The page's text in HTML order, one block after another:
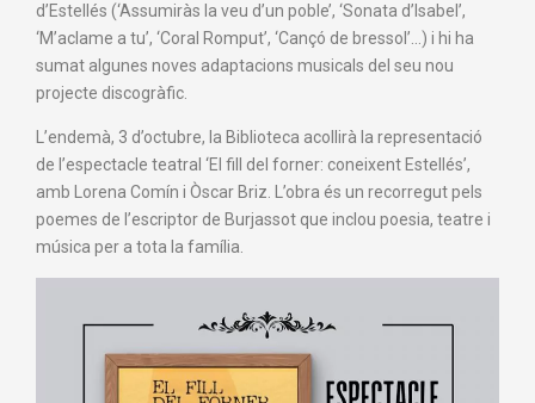
d’Estellés (‘Assumiràs la veu d’un poble’, ‘Sonata d’Isabel’,
‘M’aclame a tu’, ‘Coral Romput’, ‘Cançó de bressol’…) i hi ha
sumat algunes noves adaptacions musicals del seu nou
projecte discogràfic.
L’endemà, 3 d’octubre, la Biblioteca acollirà la representació
de l’espectacle teatral ‘El fill del forner: coneixent Estellés’,
amb Lorena Comín i Òscar Briz. L’obra és un recorregut pels
poemes de l’escriptor de Burjassot que inclou poesia, teatre i
música per a tota la família.